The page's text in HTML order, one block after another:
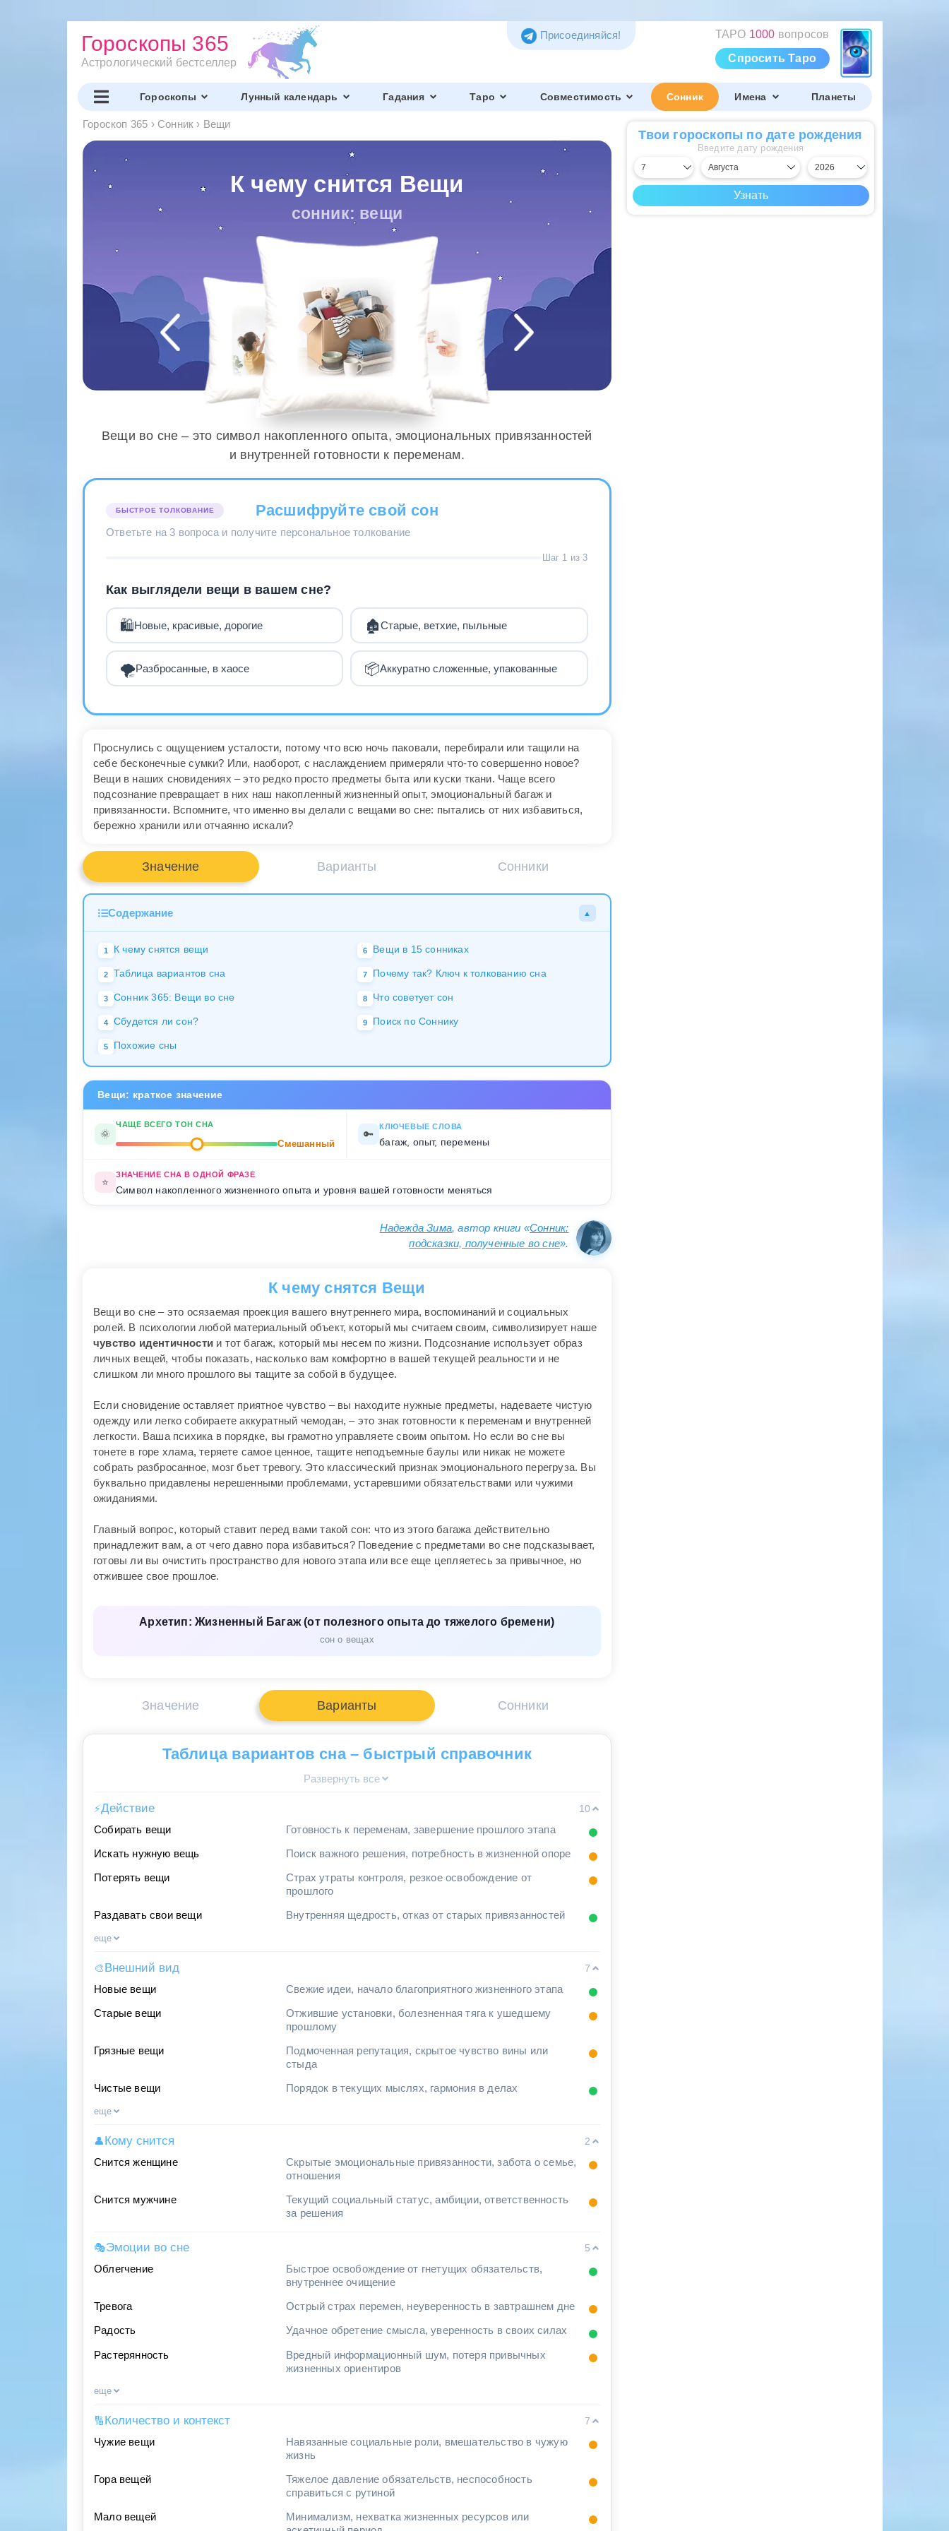
Гороскопы 365
Астрологический бестселлер
ТАРО 1000 вопросов
Спросить Таро
Присоединяйся!
Гороскопы Лунный календарь Гадания Таро Совместимость Сонник Имена Планеты
Гороскоп 365 › Сонник › Вещи
К чему снится Вещи
сонник: вещи
Вещи во сне – это символ накопленного опыта, эмоциональных привязанностей
и внутренней готовности к переменам.
БЫСТРОЕ ТОЛКОВАНИЕ Расшифруйте свой сон
Ответьте на 3 вопроса и получите персональное толкование
Шаг 1 из 3
Как выглядели вещи в вашем сне?
🛍️Новые, красивые, дорогие 🏚️Старые, ветхие, пыльные
🌪️Разбросанные, в хаосе 📦Аккуратно сложенные, упакованные
Проснулись с ощущением усталости, потому что всю ночь паковали, перебирали или тащили на
себе бесконечные сумки? Или, наоборот, с наслаждением примеряли что-то совершенно новое?
Вещи в наших сновидениях – это редко просто предметы быта или куски ткани. Чаще всего
подсознание превращает в них наш накопленный жизненный опыт, эмоциональный багаж и
привязанности. Вспомните, что именно вы делали с вещами во сне: пытались от них избавиться,
бережно хранили или отчаянно искали?
Значение Варианты Сонники
Содержание ▲
1 К чему снятся вещи
2 Таблица вариантов сна
3 Сонник 365: Вещи во сне
4 Сбудется ли сон?
5 Похожие сны
6 Вещи в 15 сонниках
7 Почему так? Ключ к толкованию сна
8 Что советует сон
9 Поиск по Соннику
Вещи: краткое значение
🌞
ЧАЩЕ ВСЕГО ТОН СНА
Смешанный
🔑
КЛЮЧЕВЫЕ СЛОВА
багаж, опыт, перемены
⭐
ЗНАЧЕНИЕ СНА В ОДНОЙ ФРАЗЕ
Символ накопленного жизненного опыта и уровня вашей готовности меняться
Надежда Зима, автор книги «Сонник:
подсказки, полученные во сне».
К чему снятся Вещи
Вещи во сне – это осязаемая проекция вашего внутреннего мира, воспоминаний и социальных
ролей. В психологии любой материальный объект, который мы считаем своим, символизирует наше
чувство идентичности и тот багаж, который мы несем по жизни. Подсознание использует образ
личных вещей, чтобы показать, насколько вам комфортно в вашей текущей реальности и не
слишком ли много прошлого вы тащите за собой в будущее.
Если сновидение оставляет приятное чувство – вы находите нужные предметы, надеваете чистую
одежду или легко собираете аккуратный чемодан, – это знак готовности к переменам и внутренней
легкости. Ваша психика в порядке, вы грамотно управляете своим опытом. Но если во сне вы
тонете в горе хлама, теряете самое ценное, тащите неподъемные баулы или никак не можете
собрать разбросанное, мозг бьет тревогу. Это классический признак эмоционального перегруза. Вы
буквально придавлены нерешенными проблемами, устаревшими обязательствами или чужими
ожиданиями.
Главный вопрос, который ставит перед вами такой сон: что из этого багажа действительно
принадлежит вам, а от чего давно пора избавиться? Поведение с предметами во сне подсказывает,
готовы ли вы очистить пространство для нового этапа или все еще цепляетесь за привычное, но
отжившее свое прошлое.
Архетип: Жизненный Багаж (от полезного опыта до тяжелого бремени)
сон о вещах
Значение Варианты Сонники
Таблица вариантов сна – быстрый справочник
Развернуть все
⚡Действие
10
Собирать вещи
Готовность к переменам, завершение прошлого этапа
Искать нужную вещь Поиск важного решения, потребность в жизненной опоре
Потерять вещи
Страх утраты контроля, резкое освобождение от
прошлого
Раздавать свои вещи Внутренняя щедрость, отказ от старых привязанностей
еще
🎨Внешний вид
7
Новые вещи
Свежие идеи, начало благоприятного жизненного этапа
Старые вещи
Отжившие установки, болезненная тяга к ушедшему
прошлому
Грязные вещи
Подмоченная репутация, скрытое чувство вины или
стыда
Чистые вещи Порядок в текущих мыслях, гармония в делах
еще
👤Кому снится
2
Снится женщине
Скрытые эмоциональные привязанности, забота о семье,
отношения
Снится мужчине
Текущий социальный статус, амбиции, ответственность
за решения
🎭Эмоции во сне
5
Облегчение
Быстрое освобождение от гнетущих обязательств,
внутреннее очищение
Тревога Острый страх перемен, неуверенность в завтрашнем дне
Радость Удачное обретение смысла, уверенность в своих силах
Растерянность
Вредный информационный шум, потеря привычных
жизненных ориентиров
еще
🔢 Количество и контекст
7
Чужие вещи
Навязанные социальные роли, вмешательство в чужую
жизнь
Гора вещей
Тяжелое давление обязательств, неспособность
справиться с рутиной
Мало вещей
Минимализм, нехватка жизненных ресурсов или
Твои гороскопы по дате рождения
Введите дату рождения